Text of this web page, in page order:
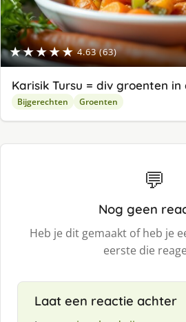
★★★★★ 4.63 (63)
Karisik Tursu = div groenten in
Bijgerechten Groenten
💬
Nog geen
Heb je dit gemaakt of heb je
eerste die
Laat een reactie achter